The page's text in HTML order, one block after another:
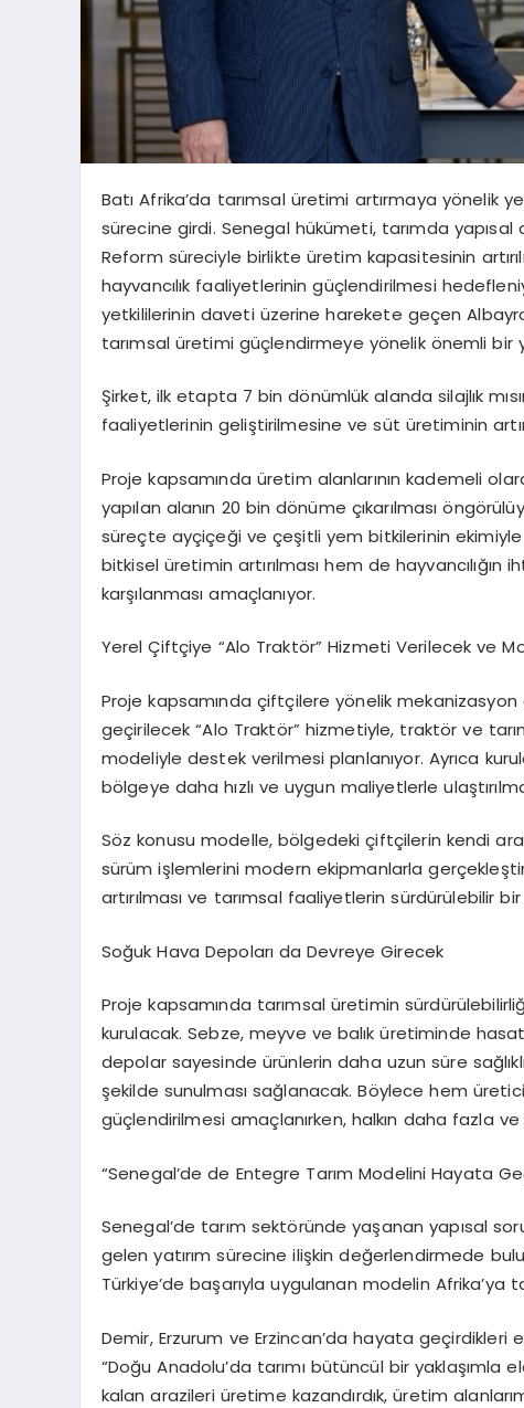
Batı Afrika’da tarımsal üretimi artırmaya yönelik
sürecine girdi. Senegal hükümeti, tarımda
Reform süreciyle birlikte üretim kapasitesinin
hayvancılık faaliyetlerinin güçlendirilmesi
yetkililerinin daveti üzerine harekete geçen
tarımsal üretimi güçlendirmeye yönelik önemli bir
Şirket, ilk etapta 7 bin dönümlük alanda silajlık
faaliyetlerinin geliştirilmesine ve süt üretiminin
Proje kapsamında üretim alanlarının kademeli
yapılan alanın 20 bin dönüme çıkarılması
süreçte ayçiçeği ve çeşitli yem bitkilerinin
bitkisel üretimin artırılması hem de
karşılanması amaçlanıyor.
Yerel Çiftçiye “Alo Traktör” Hizmeti Verilecek ve
Proje kapsamında çiftçilere yönelik
geçirilecek “Alo Traktör” hizmetiyle, traktör ve
modeliyle destek verilmesi planlanıyor. Ayrıca
bölgeye daha hızlı ve uygun maliyetlerle
Söz konusu modelle, bölgedeki çiftçilerin kendi
sürüm işlemlerini modern ekipmanlarla
artırılması ve tarımsal faaliyetlerin sürdürülebilir
Soğuk Hava Depoları da Devreye Girecek
Proje kapsamında tarımsal üretimin
kurulacak. Sebze, meyve ve balık üretiminde
depolar sayesinde ürünlerin daha uzun süre
şekilde sunulması sağlanacak. Böylece hem
güçlendirilmesi amaçlanırken, halkın daha fazla
“Senegal’de de Entegre Tarım Modelini Hayata
Senegal’de tarım sektöründe yaşanan yapısal
gelen yatırım sürecine ilişkin değerlendirmede
Türkiye’de başarıyla uygulanan modelin Afrika’ya
Demir, Erzurum ve Erzincan’da hayata
“Doğu Anadolu’da tarımı bütüncül bir yaklaşımla
kalan arazileri üretime kazandırdık, üretim